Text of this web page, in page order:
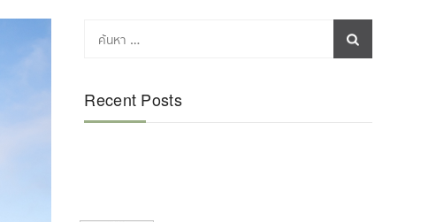
Recent Posts